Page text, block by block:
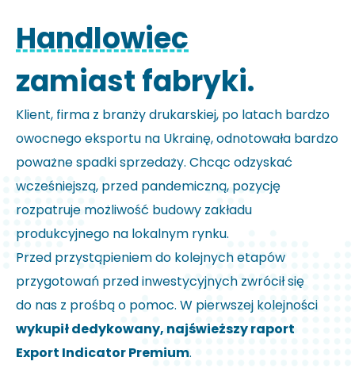
Handlowiec
zamiast fabryki.
Klient, firma z branży drukarskiej, po latach bardzo
owocnego eksportu na Ukrainę, odnotowała bardzo
poważne spadki sprzedaży. Chcąc odzyskać
wcześniejszą, przed pandemiczną, pozycję
rozpatruje możliwość budowy zakładu
produkcyjnego na lokalnym rynku.
Przed przystąpieniem do kolejnych etapów
przygotowań przed inwestycyjnych zwrócił się
do nas z prośbą o pomoc. W pierwszej kolejności
wykupił dedykowany, najświeższy raport
Export Indicator Premium.